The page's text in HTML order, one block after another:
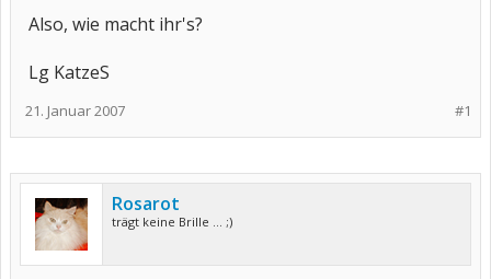
Also, wie macht ihr's?
Lg KatzeS
#1
21. Januar 2007
Rosarot
trägt keine Brille ... ;)